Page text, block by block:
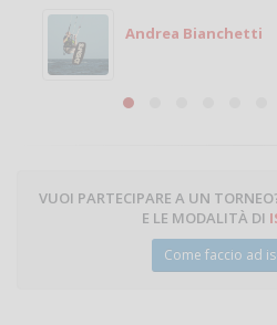
Michele
Michele Miglionico
VUOI PARTECIPARE A UN
E LE MODALITÀ DI
Come faccio ad